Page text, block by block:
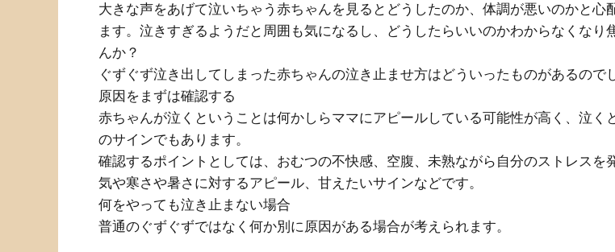
大きな声をあげて泣いちゃう赤ちゃんを見るとどうしたのか、体調が悪いのかと心
ます。泣きすぎるようだと周囲も気になるし、どうしたらいいのかわからなくなり
んか？
ぐずぐず泣き出してしまった赤ちゃんの泣き止ませ方はどういったものがあるので
原因をまずは確認する
赤ちゃんが泣くということは何かしらママにアピールしている可能性が高く、泣く
のサインでもあります。
確認するポイントとしては、おむつの不快感、空腹、未熟ながら自分のストレスを
気や寒さや暑さに対するアピール、甘えたいサインなどです。
何をやっても泣き止まない場合
普通のぐずぐずではなく何か別に原因がある場合が考えられます。